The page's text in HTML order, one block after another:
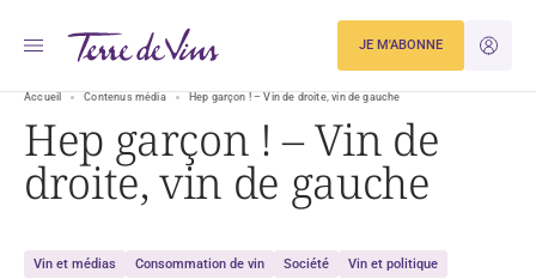
JE
JE M'ABONNE
Accueil Contenus média Hep garçon ! – Vin de droite, vin de gauche
Hep garçon ! – Vin de
droite, vin de gauche
Vin et médias Consommation de vin Société Vin et politique